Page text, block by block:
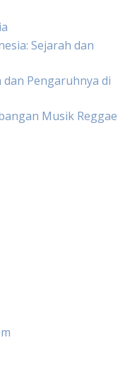
Sejarah dan
Pengaruhnya di
Musik Reggae